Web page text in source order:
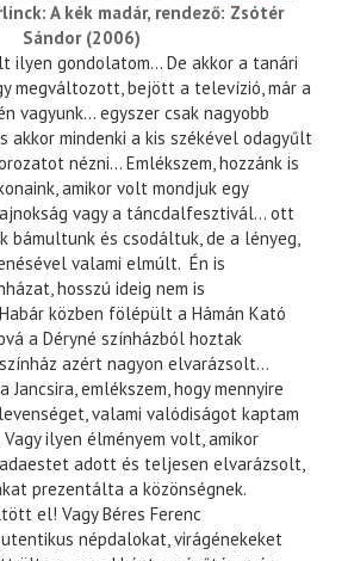
A kék madár, rendező: Zsótér
Sándor (2006)
gondolatom… De akkor a tanári
megváltozott, bejött a televízió, már a
vagyunk… egyszer csak nagyobb
akkor mindenki a kis székével odagyűlt
nézni… Emlékszem, hozzánk is
amikor volt mondjuk egy
vagy a táncdalfesztivál… ott
bámultunk és csodáltuk, de a lényeg,
valami elmúlt. Én is
hosszú ideig nem is
közben fölépült a Hámán Kató
a Déryné színházból hoztak
azért nagyon elvarázsolt…
Jancsira, emlékszem, hogy mennyire
valami valódiságot kaptam
ilyen élményem volt, amikor
adott és teljesen elvarázsolt,
prezentálta a közönségnek.
el! Vagy Béres Ferenc
népdalokat, virágénekeket